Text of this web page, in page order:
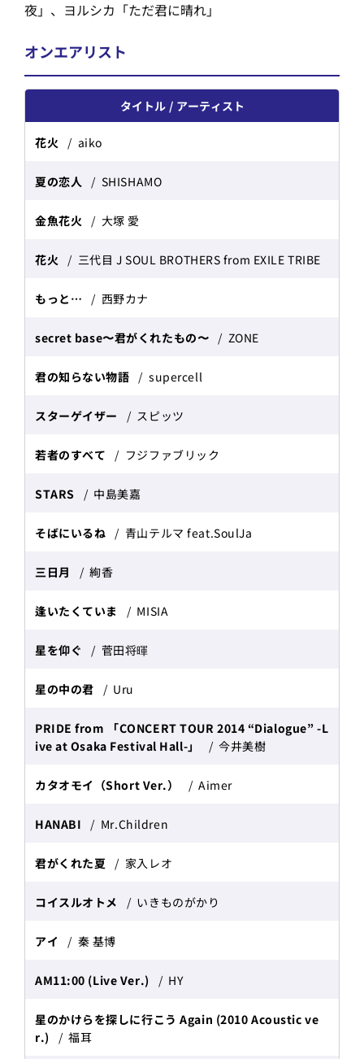
夜」、ヨルシカ「ただ君に晴れ」
オンエアリスト
タイトル アーティスト
花火 aiko
夏の恋人 SHISHAMO
金魚花火 大塚 愛
花火 三代目 J SOUL BROTHERS from EXILE TRIBE
もっと… 西野カナ
secret base〜君がくれたもの〜 ZONE
君の知らない物語 supercell
スターゲイザー スピッツ
若者のすべて フジファブリック
STARS 中島美嘉
そばにいるね 青山テルマ feat.SoulJa
三日月 絢香
逢いたくていま MISIA
星を仰ぐ 菅田将暉
星の中の君 Uru
PRIDE from 「CONCERT TOUR 2014 “Dialogue” -L
ive at Osaka Festival Hall-」
今井美樹
カタオモイ（Short Ver.） Aimer
HANABI Mr.Children
君がくれた夏 家入レオ
コイスルオトメ いきものがかり
アイ 秦 基博
AM11:00 (Live Ver.) HY
星のかけらを探しに行こう Again (2010 Acoustic ve
r.)
福耳